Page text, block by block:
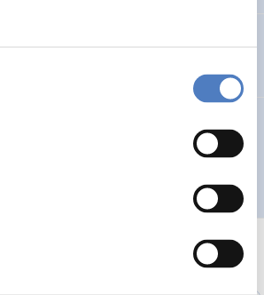
von NutzerInnen als Basis
nachhaltiger Wohnkonzepte mit